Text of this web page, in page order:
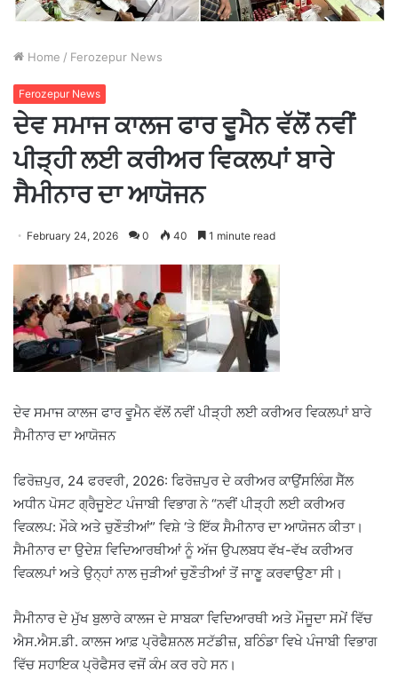
Home / Ferozepur News
Ferozepur News
ਦੇਵ ਸਮਾਜ ਕਾਲਜ ਫਾਰ ਵੂਮੈਨ ਵੱਲੋਂ ਨਵੀਂ
ਪੀੜ੍ਹੀ ਲਈ ਕਰੀਅਰ ਵਿਕਲਪਾਂ ਬਾਰੇ
ਸੈਮੀਨਾਰ ਦਾ ਆਯੋਜਨ
February 24, 2026 0 40 1 minute read
ਦੇਵ ਸਮਾਜ ਕਾਲਜ ਫਾਰ ਵੂਮੈਨ ਵੱਲੋਂ ਨਵੀਂ ਪੀੜ੍ਹੀ ਲਈ ਕਰੀਅਰ ਵਿਕਲਪਾਂ ਬਾਰੇ
ਸੈਮੀਨਾਰ ਦਾ ਆਯੋਜਨ
ਫਿਰੋਜ਼ਪੁਰ, 24 ਫਰਵਰੀ, 2026: ਫਿਰੋਜ਼ਪੁਰ ਦੇ ਕਰੀਅਰ ਕਾਉਂਸਲਿੰਗ ਸੈੱਲ
ਅਧੀਨ ਪੋਸਟ ਗ੍ਰੈਜੂਏਟ ਪੰਜਾਬੀ ਵਿਭਾਗ ਨੇ “ਨਵੀਂ ਪੀੜ੍ਹੀ ਲਈ ਕਰੀਅਰ
ਵਿਕਲਪ: ਮੌਕੇ ਅਤੇ ਚੁਣੌਤੀਆਂ” ਵਿਸ਼ੇ ‘ਤੇ ਇੱਕ ਸੈਮੀਨਾਰ ਦਾ ਆਯੋਜਨ ਕੀਤਾ।
ਸੈਮੀਨਾਰ ਦਾ ਉਦੇਸ਼ ਵਿਦਿਆਰਥੀਆਂ ਨੂੰ ਅੱਜ ਉਪਲਬਧ ਵੱਖ-ਵੱਖ ਕਰੀਅਰ
ਵਿਕਲਪਾਂ ਅਤੇ ਉਨ੍ਹਾਂ ਨਾਲ ਜੁੜੀਆਂ ਚੁਣੌਤੀਆਂ ਤੋਂ ਜਾਣੂ ਕਰਵਾਉਣਾ ਸੀ।
ਸੈਮੀਨਾਰ ਦੇ ਮੁੱਖ ਬੁਲਾਰੇ ਕਾਲਜ ਦੇ ਸਾਬਕਾ ਵਿਦਿਆਰਥੀ ਅਤੇ ਮੌਜੂਦਾ ਸਮੇਂ ਵਿੱਚ
ਐਸ.ਐਸ.ਡੀ. ਕਾਲਜ ਆਫ਼ ਪ੍ਰੋਫੈਸ਼ਨਲ ਸਟੱਡੀਜ਼, ਬਠਿੰਡਾ ਵਿਖੇ ਪੰਜਾਬੀ ਵਿਭਾਗ
ਵਿੱਚ ਸਹਾਇਕ ਪ੍ਰੋਫੈਸਰ ਵਜੋਂ ਕੰਮ ਕਰ ਰਹੇ ਸਨ।